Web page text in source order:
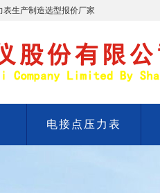
生产制造选型报价厂家
电接点压力表